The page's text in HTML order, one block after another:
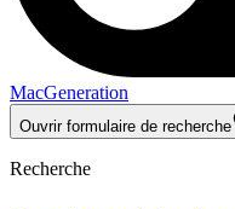
MacGeneration
Ouvrir formulaire de recherche
Recherche